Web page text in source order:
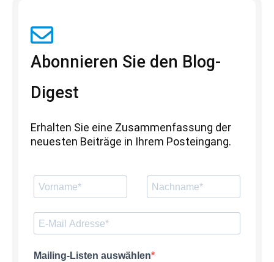
Abonnieren Sie den Blog-
Digest
Erhalten Sie eine Zusammenfassung der
neuesten Beiträge in Ihrem Posteingang.
Mailing-Listen auswählen